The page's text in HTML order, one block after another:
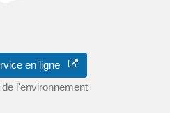
en ligne
l'environnement